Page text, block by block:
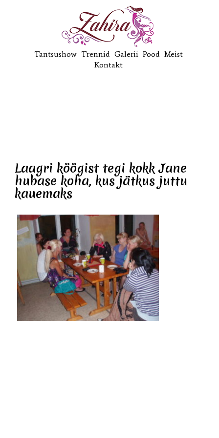
Tantsushow Trennid Galerii Pood Meist
Kontakt
Laagri köögist tegi kokk Jane
hubase koha, kus jätkus juttu
kauemaks